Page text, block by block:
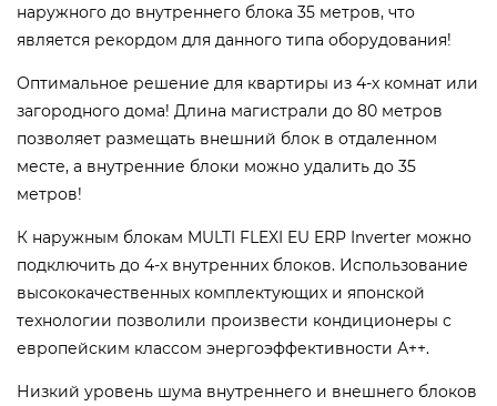
наружного до внутреннего блока 35 метров, что
является рекордом для данного типа оборудования!
Оптимальное решение для квартиры из 4-х комнат или
загородного дома! Длина магистрали до 80 метров
позволяет размещать внешний блок в отдаленном
месте, а внутренние блоки можно удалить до 35
метров!
К наружным блокам MULTI FLEXI EU ERP Inverter можно
подключить до 4-х внутренних блоков. Использование
высококачественных комплектующих и японской
технологии позволили произвести кондиционеры с
европейским классом энергоэффективности А++.
Низкий уровень шума внутреннего и внешнего блоков